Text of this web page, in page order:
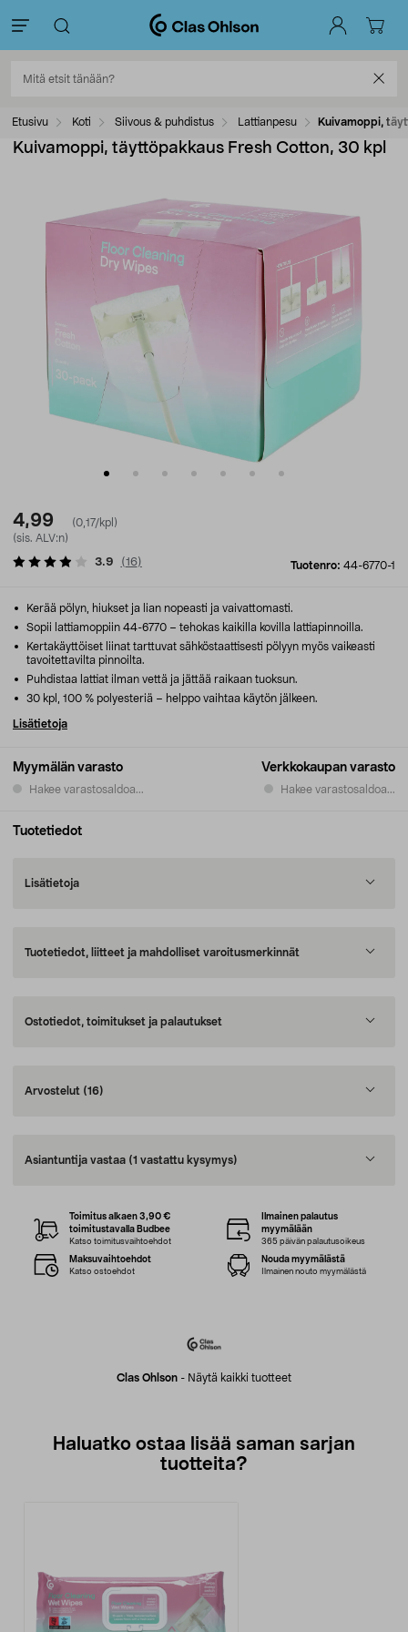
Etusivu Koti Siivous & puhdistus Lattianpesu Kuivamoppi,
Kuivamoppi, täyttöpakkaus Fresh Cotton, 30 kpl
4,99
(0,17/kpl)
(sis. ALV:n)
Tuotenro: 44-6770-1
3.9 (16)
Myymälän varasto
Hakee varastosaldoa...
Verkkokaupan varasto
Hakee varastosaldoa...
Kerää pölyn, hiukset ja lian nopeasti ja vaivattomasti.
Sopii lattiamoppiin 44-6770 – tehokas kaikilla kovilla lattiapinnoilla.
Kertakäyttöiset liinat tarttuvat sähköstaattisesti pölyyn myös vaikeasti
tavoitettavilta pinnoilta.
Puhdistaa lattiat ilman vettä ja jättää raikaan tuoksun.
30 kpl, 100 % polyesteriä – helppo vaihtaa käytön jälkeen.
Lisätietoja
Tuotetiedot
Lisätietoja
Tuotetiedot, liitteet ja mahdolliset varoitusmerkinnät
Ostotiedot, toimitukset ja palautukset
Arvostelut (16)
Asiantuntija vastaa (1 vastattu kysymys)
Clas Ohlson - Näytä kaikki tuotteet
Toimitus alkaen 3,90 €
toimitustavalla Budbee
Katso toimitusvaihtoehdot
Ilmainen palautus
myymälään
365 päivän palautusoikeus
Maksuvaihtoehdot
Katso ostoehdot
Nouda myymälästä
Ilmainen nouto myymälästä
Haluatko ostaa lisää saman sarjan
tuotteita?